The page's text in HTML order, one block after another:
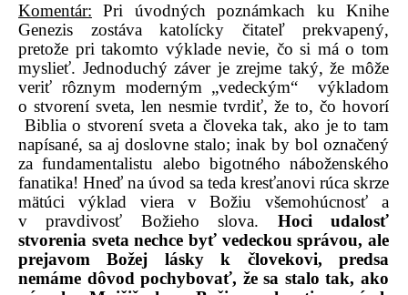
Komentár: Pri úvodných poznámkach ku Knihe
Genezis zostáva katolícky čitateľ prekvapený,
pretože pri takomto výklade nevie, čo si má o tom
myslieť. Jednoduchý záver je zrejme taký, že môže
veriť rôznym moderným „vedeckým“ výkladom
o stvorení sveta, len nesmie tvrdiť, že to, čo hovorí
Biblia o stvorení sveta a človeka tak, ako je to tam
napísané, sa aj doslovne stalo; inak by bol označený
za fundamentalistu alebo bigotného náboženského
fanatika! Hneď na úvod sa teda kresťanovi rúca skrze
mätúci výklad viera v Božiu všemohúcnosť a
v pravdivosť Božieho slova. Hoci udalosť
stvorenia sveta nechce byť vedeckou správou, ale
prejavom Božej lásky k človekovi, predsa
nemáme dôvod pochybovať, že sa stalo tak, ako